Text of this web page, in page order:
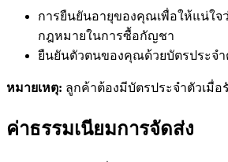
การยืนยันอายุของคุณเพื่อให้แน่ใ
กฎหมายในการซื้อกัญชา
ยืนยันตัวตนของคุณด้วยบัตรประจำ
หมายเหตุ: ลูกค้าต้องมีบัตรประจำตัวเมื่
ค่าธรรมเนียมการจัดส่ง